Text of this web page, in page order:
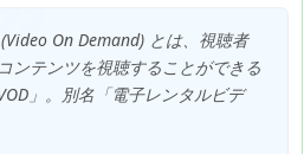
On Demand) とは、視聴者
ンテンツを視聴することができる
」。別名「電子レンタルビデ